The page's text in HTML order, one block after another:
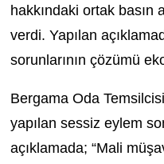
hakkındaki ortak basın
verdi. Yapılan
sorunlarının çözümü
Bergama Oda Temsilcisi
yapılan sessiz eylem
açıklamada; “Mali